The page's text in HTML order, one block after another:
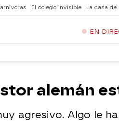
El colegio invisible La casa de
EN
alemán
agresivo. Algo le